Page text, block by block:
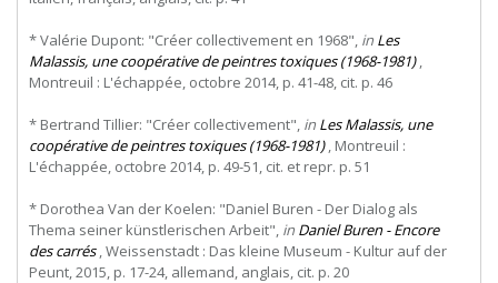
* Valérie Dupont: "Créer collectivement en 1968", in Les
Malassis, une coopérative de peintres toxiques (1968-1981),
Montreuil : L'échappée, octobre 2014, p. 41-48, cit. p. 46
* Bertrand Tillier: "Créer collectivement", in Les Malassis, une
coopérative de peintres toxiques (1968-1981), Montreuil :
L'échappée, octobre 2014, p. 49-51, cit. et repr. p. 51
* Dorothea Van der Koelen: "Daniel Buren - Der Dialog als
Thema seiner künstlerischen Arbeit", in Daniel Buren - Encore
des carrés, Weissenstadt : Das kleine Museum - Kultur auf der
Peunt, 2015, p. 17-24, allemand, anglais, cit. p. 20